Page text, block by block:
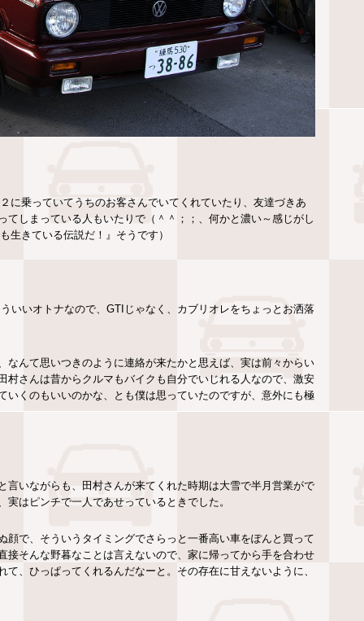
に乗っていてうちのお客さんでいてくれていたり、友達づきあ
しまっている人もいたりで（＾＾；；、何かと濃い～感じがし
生きている伝説だ！』そうです）
いいオトナなので、GTIじゃなく、カブリオレをちょっとお洒落
んて思いつきのように連絡が来たかと思えば、実は前々からい
さんは昔からクルマもバイクも自分でいじれる人なので、激安
くのもいいのかな、とも僕は思っていたのですが、意外にも極
いながらも、田村さんが来てくれた時期は大雪で半月営業がで
はピンチで一人であせっているときでした。
で、そういうタイミングでさらっと一番高い車をぽんと買って
そんな野暮なことは言えないので、家に帰ってから手を合わせ
、ひっぱってくれるんだなーと。その存在に甘えないように、